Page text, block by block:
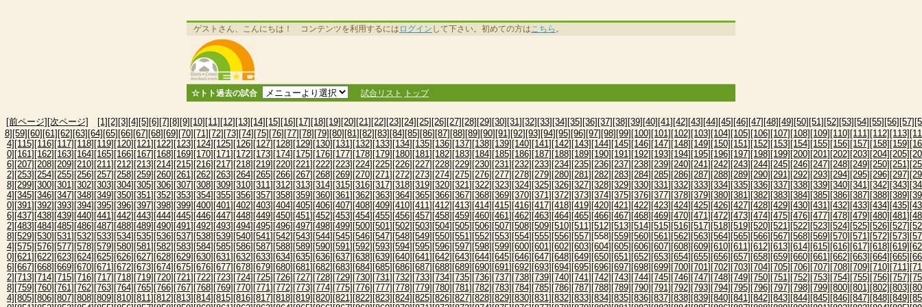
ゲストさん、こんにちは！ コンテンツを利用するには ログイン して下さい。初めての方はこちら 。
☆トト過去の試合 試合リスト トップ
[前ページ] [次ページ] [1] [2] [3] [4] [5] [6] [7] [8] [9] [10] [11] [12] [13] [14] [15] [16] [17] [18] [19] [20] [21] [22] [23] [24] [25] [26] [27] [28] [29] [30] [31] [32] [33] [34] [35] [36] [37] [38] [39] [40] [41] [42] [43] [44] [45] [46] [47] [48] [49] [50] [51] [52] [53] [54] [55] [56] [57] [5
8] [59] [60] [61] [62] [63] [64] [65] [66] [67] [68] [69] [70] [71] [72] [73] [74] [75] [76] [77] [78] [79] [80] [81] [82] [83] [84] [85] [86] [87] [88] [89] [90] [91] [92] [93] [94] [95] [96] [97] [98] [99] [100] [101] [102] [103] [104] [105] [106] [107] [108] [109] [110] [111] [112] [113] [11
4] [115] [116] [117] [118] [119] [120] [121] [122] [123] [124] [125] [126] [127] [128] [129] [130] [131] [132] [133] [134] [135] [136] [137] [138] [139] [140] [141] [142] [143] [144] [145] [146] [147] [148] [149] [150] [151] [152] [153] [154] [155] [156] [157] [158] [159] [16
0] [161] [162] [163] [164] [165] [166] [167] [168] [169] [170] [171] [172] [173] [174] [175] [176] [177] [178] [179] [180] [181] [182] [183] [184] [185] [186] [187] [188] [189] [190] [191] [192] [193] [194] [195] [196] [197] [198] [199] [200] [201] [202] [203] [204] [205] [20
6] [207] [208] [209] [210] [211] [212] [213] [214] [215] [216] [217] [218] [219] [220] [221] [222] [223] [224] [225] [226] [227] [228] [229] [230] [231] [232] [233] [234] [235] [236] [237] [238] [239] [240] [241] [242] [243] [244] [245] [246] [247] [248] [249] [250] [251] [25
2] [253] [254] [255] [256] [257] [258] [259] [260] [261] [262] [263] [264] [265] [266] [267] [268] [269] [270] [271] [272] [273] [274] [275] [276] [277] [278] [279] [280] [281] [282] [283] [284] [285] [286] [287] [288] [289] [290] [291] [292] [293] [294] [295] [296] [297] [29
8] [299] [300] [301] [302] [303] [304] [305] [306] [307] [308] [309] [310] [311] [312] [313] [314] [315] [316] [317] [318] [319] [320] [321] [322] [323] [324] [325] [326] [327] [328] [329] [330] [331] [332] [333] [334] [335] [336] [337] [338] [339] [340] [341] [342] [343] [34
4] [345] [346] [347] [348] [349] [350] [351] [352] [353] [354] [355] [356] [357] [358] [359] [360] [361] [362] [363] [364] [365] [366] [367] [368] [369] [370] [371] [372] [373] [374] [375] [376] [377] [378] [379] [380] [381] [382] [383] [384] [385] [386] [387] [388] [389] [39
0] [391] [392] [393] [394] [395] [396] [397] [398] [399] [400] [401] [402] [403] [404] [405] [406] [407] [408] [409] [410] [411] [412] [413] [414] [415] [416] [417] [418] [419] [420] [421] [422] [423] [424] [425] [426] [427] [428] [429] [430] [431] [432] [433] [434] [435] [43
6] [437] [438] [439] [440] [441] [442] [443] [444] [445] [446] [447] [448] [449] [450] [451] [452] [453] [454] [455] [456] [457] [458] [459] [460] [461] [462] [463] [464] [465] [466] [467] [468] [469] [470] [471] [472] [473] [474] [475] [476] [477] [478] [479] [480] [481] [48
2] [483] [484] [485] [486] [487] [488] [489] [490] [491] [492] [493] [494] [495] [496] [497] [498] [499] [500] [501] [502] [503] [504] [505] [506] [507] [508] [509] [510] [511] [512] [513] [514] [515] [516] [517] [518] [519] [520] [521] [522] [523] [524] [525] [526] [527] [52
8] [529] [530] [531] [532] [533] [534] [535] [536] [537] [538] [539] [540] [541] [542] [543] [544] [545] [546] [547] [548] [549] [550] [551] [552] [553] [554] [555] [556] [557] [558] [559] [560] [561] [562] [563] [564] [565] [566] [567] [568] [569] [570] [571] [572] [573] [57
4] [575] [576] [577] [578] [579] [580] [581] [582] [583] [584] [585] [586] [587] [588] [589] [590] [591] [592] [593] [594] [595] [596] [597] [598] [599] [600] [601] [602] [603] [604] [605] [606] [607] [608] [609] [610] [611] [612] [613] [614] [615] [616] [617] [618] [619] [62
0] [621] [622] [623] [624] [625] [626] [627] [628] [629] [630] [631] [632] [633] [634] [635] [636] [637] [638] [639] [640] [641] [642] [643] [644] [645] [646] [647] [648] [649] [650] [651] [652] [653] [654] [655] [656] [657] [658] [659] [660] [661] [662] [663] [664] [665] [66
6] [667] [668] [669] [670] [671] [672] [673] [674] [675] [676] [677] [678] [679] [680] [681] [682] [683] [684] [685] [686] [687] [688] [689] [690] [691] [692] [693] [694] [695] [696] [697] [698] [699] [700] [701] [702] [703] [704] [705] [706] [707] [708] [709] [710] [711] [71
2] [713] [714] [715] [716] [717] [718] [719] [720] [721] [722] [723] [724] [725] [726] [727] [728] [729] [730] [731] [732] [733] [734] [735] [736] [737] [738] [739] [740] [741] [742] [743] [744] [745] [746] [747] [748] [749] [750] [751] [752] [753] [754] [755] [756] [757] [75
8] [759] [760] [761] [762] [763] [764] [765] [766] [767] [768] [769] [770] [771] [772] [773] [774] [775] [776] [777] [778] [779] [780] [781] [782] [783] [784] [785] [786] [787] [788] [789] [790] [791] [792] [793] [794] [795] [796] [797] [798] [799] [800] [801] [802] [803] [80
4] [805] [806] [807] [808] [809] [810] [811] [812] [813] [814] [815] [816] [817] [818] [819] [820] [821] [822] [823] [824] [825] [826] [827] [828] [829] [830] [831] [832] [833] [834] [835] [836] [837] [838] [839] [840] [841] [842] [843] [844] [845] [846] [847] [848] [849] [85